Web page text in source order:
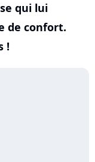
qui lui
de confort.
!